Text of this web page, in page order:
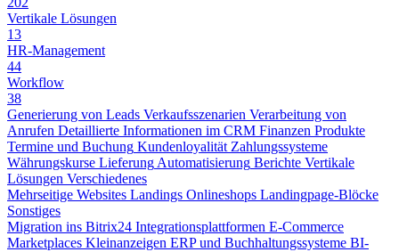
Vertikale Lösungen
13
HR-Management
44
Workflow
38
Generierung von Leads Verkaufsszenarien Verarbeitung von
Anrufen Detaillierte Informationen im CRM Finanzen Produkte
Termine und Buchung Kundenloyalität Zahlungssysteme
Währungskurse Lieferung Automatisierung Berichte Vertikale
Lösungen Verschiedenes
Mehrseitige Websites Landings Onlineshops Landingpage-Blöcke
Sonstiges
Migration ins Bitrix24 Integrationsplattformen E-Commerce
Marketplaces Kleinanzeigen ERP und Buchhaltungssysteme BI-